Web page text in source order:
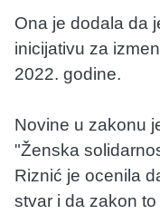
Ona je dodala da
inicijativu za
2022. godine.
Novine u zakonu
"Ženska
Riznić je ocenila
stvar i da zakon